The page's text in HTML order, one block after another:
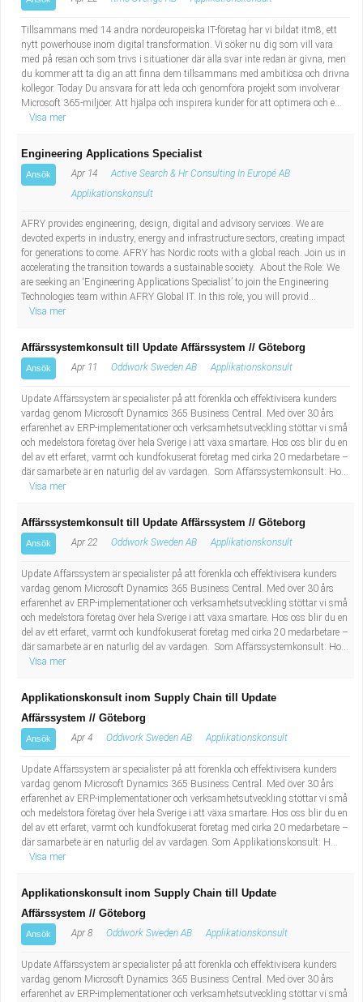
Tillsammans med 14 andra nordeuropeiska IT-företag har vi bildat itm8, ett
nytt powerhouse inom digital transformation. Vi söker nu dig som vill vara
med på resan och som trivs i situationer där alla svar inte redan är givna, men
du kommer att ta dig an att finna dem tillsammans med ambitiösa och drivna
kollegor. Today Du ansvara för att leda och genomföra projekt som involverar
Microsoft 365-miljöer. Att hjälpa och inspirera kunder för att optimera och e...
Visa mer
Engineering Applications Specialist
Ansök Apr 14
Active Search & Hr Consulting In Europé AB
Applikationskonsult
AFRY provides engineering, design, digital and advisory services. We are
devoted experts in industry, energy and infrastructure sectors, creating impact
for generations to come. AFRY has Nordic roots with a global reach. Join us in
accelerating the transition towards a sustainable society. About the Role: We
are seeking an ‘Engineering Applications Specialist’ to join the Engineering
Technologies team within AFRY Global IT. In this role, you will provid...
Visa mer
Affärssystemkonsult till Update Affärssystem // Göteborg
Ansök Apr 11 Oddwork Sweden AB Applikationskonsult
Update Affärssystem är specialister på att förenkla och effektivisera kunders
vardag genom Microsoft Dynamics 365 Business Central. Med över 30 års
erfarenhet av ERP-implementationer och verksamhetsutveckling stöttar vi små
och medelstora företag över hela Sverige i att växa smartare. Hos oss blir du en
del av ett erfaret, varmt och kundfokuserat företag med cirka 20 medarbetare –
där samarbete är en naturlig del av vardagen. Som Affärssystemkonsult: Ho...
Visa mer
Affärssystemkonsult till Update Affärssystem // Göteborg
Ansök Apr 22 Oddwork Sweden AB Applikationskonsult
Update Affärssystem är specialister på att förenkla och effektivisera kunders
vardag genom Microsoft Dynamics 365 Business Central. Med över 30 års
erfarenhet av ERP-implementationer och verksamhetsutveckling stöttar vi små
och medelstora företag över hela Sverige i att växa smartare. Hos oss blir du en
del av ett erfaret, varmt och kundfokuserat företag med cirka 20 medarbetare –
där samarbete är en naturlig del av vardagen. Som Affärssystemkonsult: Ho...
Visa mer
Applikationskonsult inom Supply Chain till Update
Affärssystem // Göteborg
Ansök Apr 4 Oddwork Sweden AB Applikationskonsult
Update Affärssystem är specialister på att förenkla och effektivisera kunders
vardag genom Microsoft Dynamics 365 Business Central. Med över 30 års
erfarenhet av ERP-implementationer och verksamhetsutveckling stöttar vi små
och medelstora företag över hela Sverige i att växa smartare. Hos oss blir du en
del av ett erfaret, varmt och kundfokuserat företag med cirka 20 medarbetare –
där samarbete är en naturlig del av vardagen. Som Applikationskonsult: H...
Visa mer
Applikationskonsult inom Supply Chain till Update
Affärssystem // Göteborg
Ansök Apr 8 Oddwork Sweden AB Applikationskonsult
Update Affärssystem är specialister på att förenkla och effektivisera kunders
vardag genom Microsoft Dynamics 365 Business Central. Med över 30 års
erfarenhet av ERP-implementationer och verksamhetsutveckling stöttar vi små